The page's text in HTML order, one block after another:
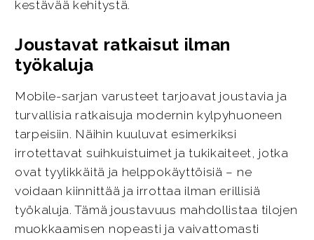
kestävää kehitystä.
Joustavat ratkaisut ilman
työkaluja
Mobile-sarjan varusteet tarjoavat joustavia ja
turvallisia ratkaisuja modernin kylpyhuoneen
tarpeisiin. Näihin kuuluvat esimerkiksi
irrotettavat suihkuistuimet ja tukikaiteet, jotka
ovat tyylikkäitä ja helppokäyttöisiä – ne
voidaan kiinnittää ja irrottaa ilman erillisiä
työkaluja. Tämä joustavuus mahdollistaa tilojen
muokkaamisen nopeasti ja vaivattomasti